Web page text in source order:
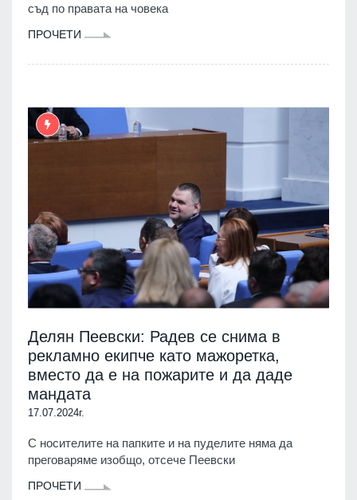
съд по правата на човека
ПРОЧЕТИ
Делян Пеевски: Радев се снима в
рекламно екипче като мажоретка,
вместо да е на пожарите и да даде
мандата
17.07.2024г.
С носителите на папките и на пуделите няма да
преговаряме изобщо, отсече Пеевски
ПРОЧЕТИ